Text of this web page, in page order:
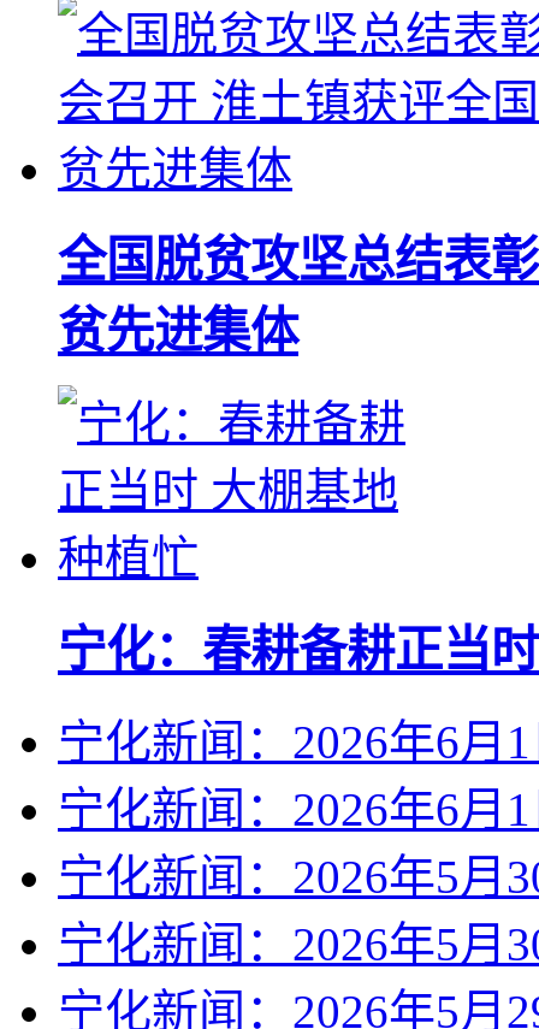
全国脱贫攻坚总结表
贫先进集体
宁化：春耕备耕正当
宁化新闻：2026年6月
宁化新闻：2026年6月
宁化新闻：2026年5月
宁化新闻：2026年5月
宁化新闻：2026年5月